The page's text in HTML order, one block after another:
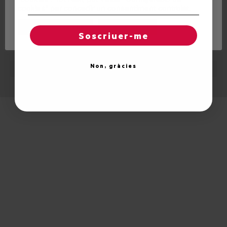
© 2026 Unitat d'Aran. Tots els drets reservats.
Regles de "cookies" Acceptar totes
Soscriuer-me
Non, gràcies